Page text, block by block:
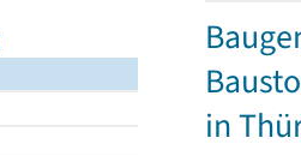
in